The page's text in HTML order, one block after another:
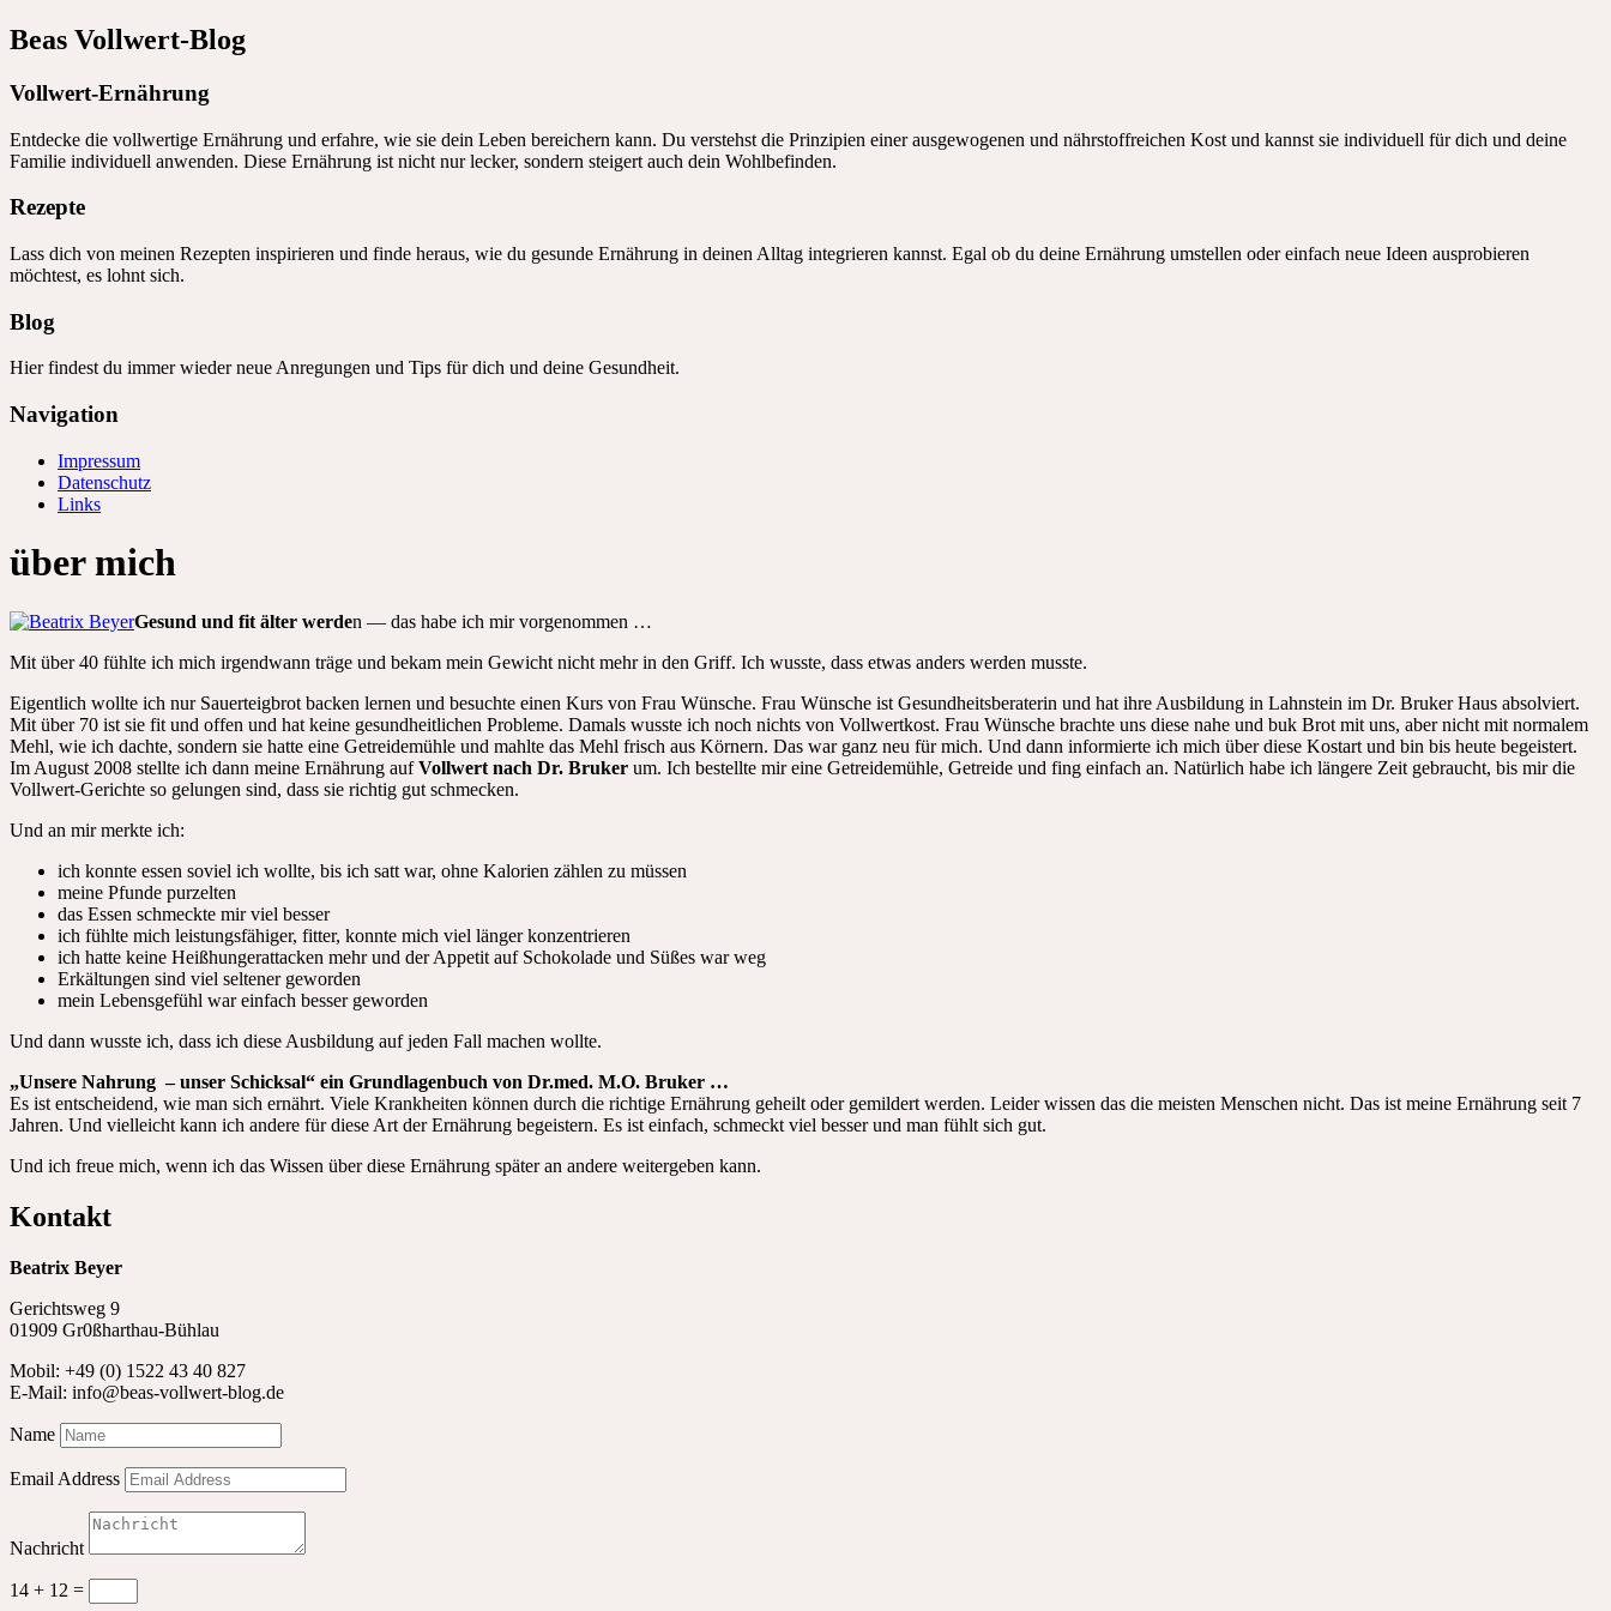
Beas Vollwert-Blog
Vollwert-Ernährung
Entdecke die vollwertige Ernährung und erfahre, wie sie dein Leben bereichern kann. Du verstehst die Prinzipien einer ausgewogenen und nährstoffreichen Kost und kannst sie individuell für dich und deine
Familie individuell anwenden. Diese Ernährung ist nicht nur lecker, sondern steigert auch dein Wohlbefinden.
Rezepte
Lass dich von meinen Rezepten inspirieren und finde heraus, wie du gesunde Ernährung in deinen Alltag integrieren kannst. Egal ob du deine Ernährung umstellen oder einfach neue Ideen ausprobieren
möchtest, es lohnt sich.
Blog
Hier findest du immer wieder neue Anregungen und Tips für dich und deine Gesundheit.
Navigation
Impressum
Datenschutz
Links
über mich
Gesund und fit älter werden — das habe ich mir vorgenommen …
Mit über 40 fühlte ich mich irgendwann träge und bekam mein Gewicht nicht mehr in den Griff. Ich wusste, dass etwas anders werden musste.
Eigentlich wollte ich nur Sauerteigbrot backen lernen und besuchte einen Kurs von Frau Wünsche. Frau Wünsche ist Gesundheitsberaterin und hat ihre Ausbildung in Lahnstein im Dr. Bruker Haus absolviert.
Mit über 70 ist sie fit und offen und hat keine gesundheitlichen Probleme. Damals wusste ich noch nichts von Vollwertkost. Frau Wünsche brachte uns diese nahe und buk Brot mit uns, aber nicht mit normalem
Mehl, wie ich dachte, sondern sie hatte eine Getreidemühle und mahlte das Mehl frisch aus Körnern. Das war ganz neu für mich. Und dann informierte ich mich über diese Kostart und bin bis heute begeistert.
Im August 2008 stellte ich dann meine Ernährung aufVollwert nach Dr. Bruker um. Ich bestellte mir eine Getreidemühle, Getreide und fing einfach an. Natürlich habe ich längere Zeit gebraucht, bis mir die
Vollwert-Gerichte so gelungen sind, dass sie richtig gut schmecken.
Und an mir merkte ich:
ich konnte essen soviel ich wollte, bis ich satt war, ohne Kalorien zählen zu müssen
meine Pfunde purzelten
das Essen schmeckte mir viel besser
ich fühlte mich leistungsfähiger, fitter, konnte mich viel länger konzentrieren
ich hatte keine Heißhungerattacken mehr und der Appetit auf Schokolade und Süßes war weg
Erkältungen sind viel seltener geworden
mein Lebensgefühl war einfach besser geworden
Und dann wusste ich, dass ich diese Ausbildung auf jeden Fall machen wollte.
„Unsere Nahrung – unser Schicksal“ ein Grundlagenbuch von Dr.med. M.O. Bruker …
Es ist entscheidend, wie man sich ernährt. Viele Krankheiten können durch die richtige Ernährung geheilt oder gemildert werden. Leider wissen das die meisten Menschen nicht. Das ist meine Ernährung seit 7
Jahren. Und vielleicht kann ich andere für diese Art der Ernährung begeistern. Es ist einfach, schmeckt viel besser und man fühlt sich gut.
Und ich freue mich, wenn ich das Wissen über diese Ernährung später an andere weitergeben kann.
Kontakt
Beatrix Beyer
Gerichtsweg 9
01909 Gr0ßharthau-Bühlau
Mobil: +49 (0) 1522 43 40 827
E-Mail: info@beas-vollwert-blog.de
Name
Email Address
Nachricht
14 + 12 =